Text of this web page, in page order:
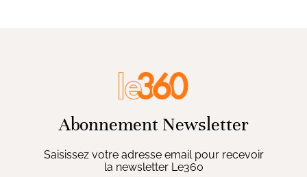
Abonnement Newsletter
Saisissez votre adresse email pour recevoir
la newsletter Le360